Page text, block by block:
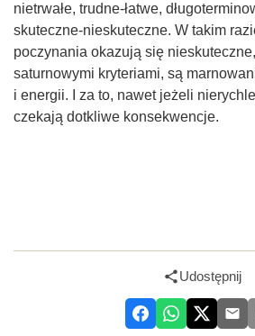
nietrwałe, trudne-łatwe,
skuteczne-nieskuteczne. W takim
poczynania okazują się
saturnowymi kryteriami, są
i energii. I za to, nawet jeżeli
czekają dotkliwe konsekwencje.
Udostępnij